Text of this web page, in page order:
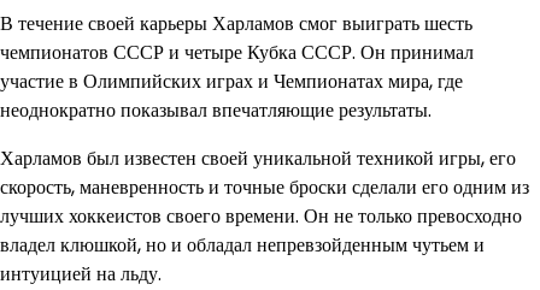
В течение своей карьеры Харламов смог выиграть шесть
чемпионатов СССР и четыре Кубка СССР. Он принимал
участие в Олимпийских играх и Чемпионатах мира, где
неоднократно показывал впечатляющие результаты.
Харламов был известен своей уникальной техникой игры, его
скорость, маневренность и точные броски сделали его одним из
лучших хоккеистов своего времени. Он не только превосходно
владел клюшкой, но и обладал непревзойденным чутьем и
интуицией на льду.